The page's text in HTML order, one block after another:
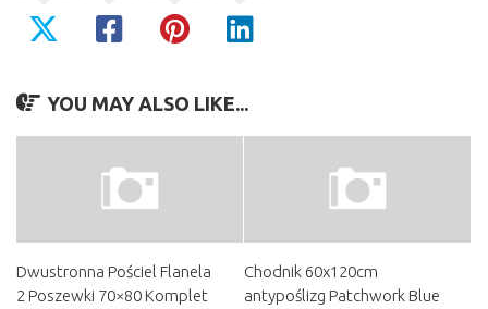
YOU MAY ALSO LIKE...
Dwustronna Pościel Flanela
2 Poszewki 70×80 Komplet
Chodnik 60x120cm
antypoślizg Patchwork Blue